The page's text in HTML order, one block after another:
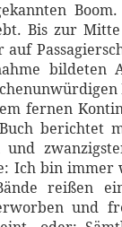
Bis zur
auf
bildeten
fernen
berichtet
Ich bin immer
reißen
und